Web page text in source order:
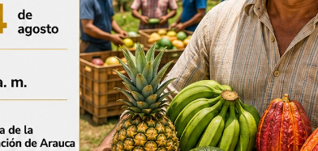
$30 mil
la
departamental permite
avanzar en la instalación
del puente sobre Caño
Negro
30 julio, 2026